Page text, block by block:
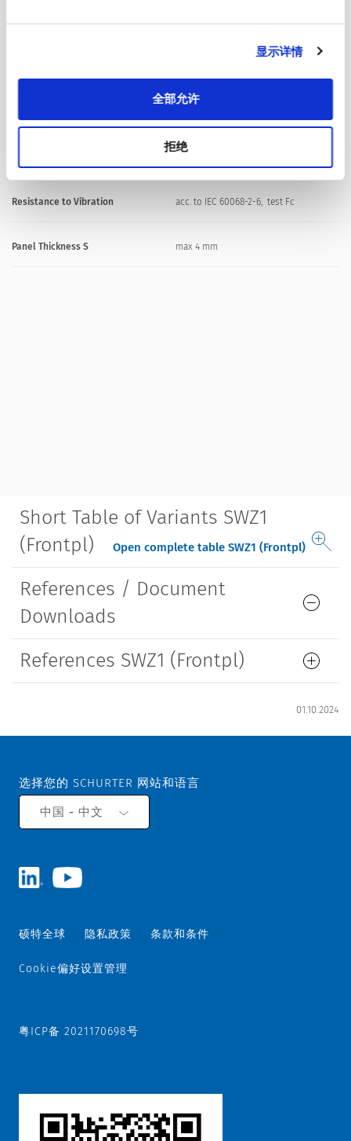
显示详情
全部允许
拒绝
Dielectric Strength
> 4kVAC between L/N-PE␍(1min; 50Hz)
> 3mm
Resistance to Vibration acc. to IEC 60068-2-6, test Fc
Panel Thickness S max 4 mm
Short Table of Variants SWZ1
(Frontpl)
Open complete table SWZ1 (Frontpl)
References / Document
Downloads
References SWZ1 (Frontpl)
01.10.2024
选择您的 SCHURTER 网站和语言
中国 - 中文
硕特全球 隐私政策 条款和条件
Cookie偏好设置管理
粤ICP备 2021170698号